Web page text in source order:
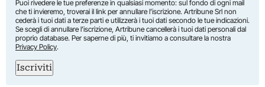
Puoi rivedere le tue preferenze in qualsiasi momento: sul fondo di ogni mail
che ti invieremo, troverai il link per annullare l’iscrizione. Artribune Srl non
cederà i tuoi dati a terze parti e utilizzerà i tuoi dati secondo le tue indicazioni.
Se scegli di annullare l’iscrizione, Artribune cancellerà i tuoi dati personali dal
proprio database. Per saperne di più, ti invitiamo a consultare la nostra
Privacy Policy.
Iscriviti